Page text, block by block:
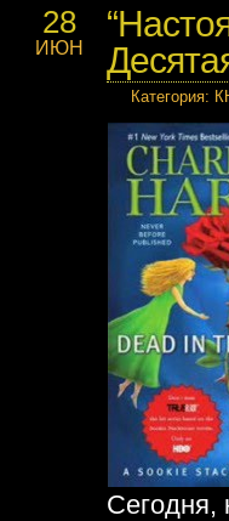
28
ИЮН
Категория:
Сегодня,